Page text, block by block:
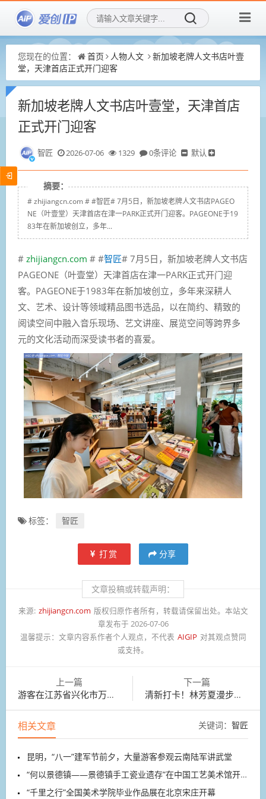
您现在的位置： 首页 人物人文
新加坡老牌人文书店叶壹
堂，天津首店正式开门迎客
新加坡老牌人文书店叶壹堂，天津首店
正式开门迎客
智匠 2026-07-06 1329 0条评论 默认
摘要：
# zhijiangcn.com # #智匠# 7月5日，新加坡老牌人文书店PAGEO
NE（叶壹堂）天津首店在津一PARK正式开门迎客。PAGEONE于19
83年在新加坡创立，多年...
# zhijiangcn.com # #智匠# 7月5日，新加坡老牌人文书店
PAGEONE（叶壹堂）天津首店在津一PARK正式开门迎
客。PAGEONE于1983年在新加坡创立，多年来深耕人
文、艺术、设计等领域精品图书选品，以在简约、精致的
阅读空间中融入音乐现场、艺文讲座、展览空间等跨界多
元的文化活动而深受读书者的喜爱。
标签： 智匠
打赏 分享
文章投稿或转载声明：
来源: zhijiangcn.com 版权归原作者所有，转载请保留出处。本站文
章发布于 2026-07-06
温馨提示： 文章内容系作者个人观点，不代表 AIGIP 对其观点赞同
或支持。
上一篇
游客在江苏省兴化市万亩荷塘景区乘坐木筏赏荷游玩。
下一篇
清新打卡！林芳夏漫步大理樱源小筑
相关文章 关键词： 智匠
昆明，“八一”建军节前夕，大量游客参观云南陆军讲武堂
“何以景德镇——景德镇手工瓷业遗存”在中国工艺美术馆开展
“千里之行”全国美术学院毕业作品展在北京宋庄开幕